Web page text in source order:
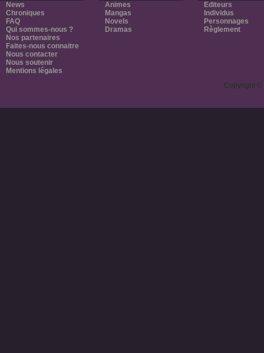
News
Chroniques
FAQ
Qui sommes-nous ?
Nos partenaires
Faites-nous connaitre
Nous contacter
Nous soutenir
Mentions légales
Animes
Mangas
Novels
Dramas
Editeurs
Individus
Personnages
Règlement
Copyright ©